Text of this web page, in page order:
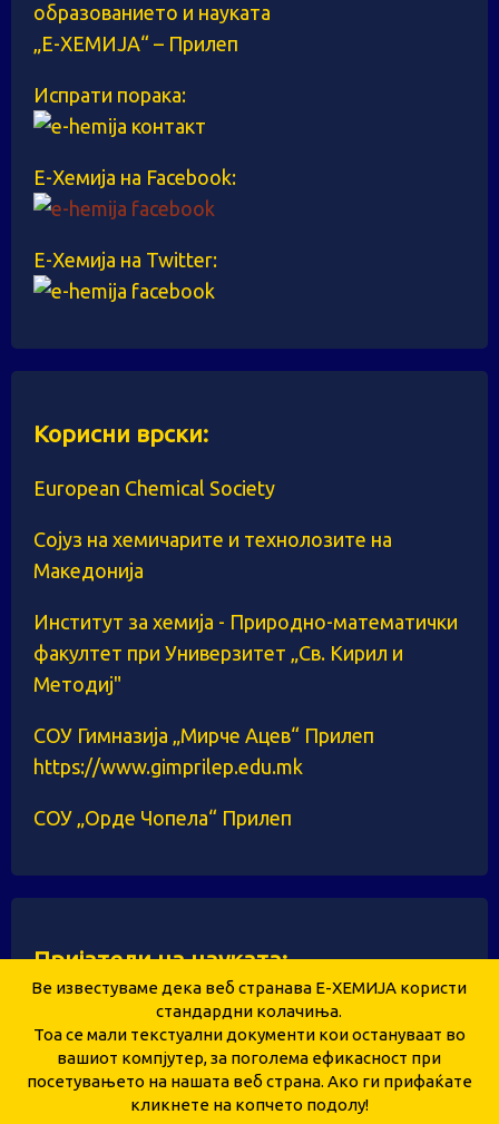
образованието и науката
„Е-ХЕМИЈА“ – Прилеп
Испрати порака:
Е-Хемија на Facebook:
Е-Хемија на Twitter:
Корисни врски:
European Chemical Society
Сојуз на хемичарите и технолозите на
Македонија
Институт за хемија - Природно-математички
факултет при Универзитет „Св. Кирил и
Методиј"
СОУ Гимназија „Мирче Ацев“ Прилеп
https://www.gimprilep.edu.mk
СОУ „Орде Чопела“ Прилеп
Пријатели на науката:
Здружение за унапредување и развој на
образованието и науката „Е-ХЕМИЈА“ – Прилеп
Ве известуваме дека веб странава Е-ХЕМИЈА користи
стандардни колачиња.
Тоа се мали текстуални документи кои остануваат во
вашиот компјутер, за поголема ефикасност при
посетувањето на нашата веб страна. Ако ги прифаќате
кликнете на копчето подолу!